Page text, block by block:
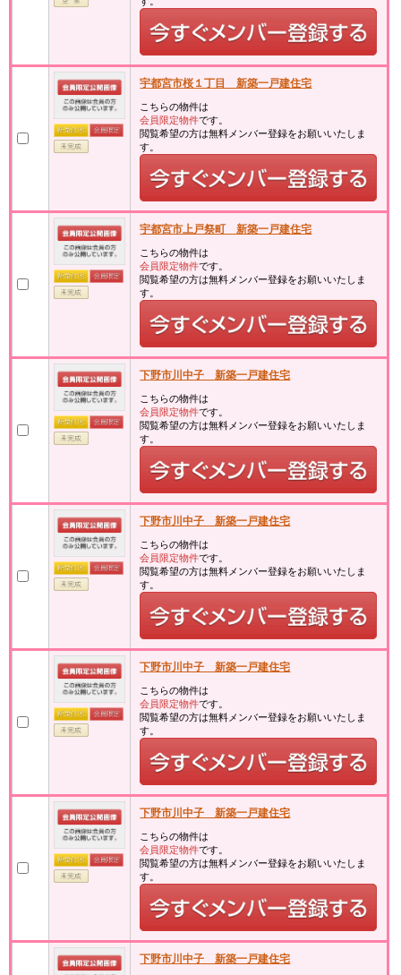
宇都宮市桜１丁目 新築一戸建住宅
こちらの物件は
会員限定物件です。
閲覧希望の方は無料メンバー登録をお願いいたしま
す。
宇都宮市上戸祭町 新築一戸建住宅
こちらの物件は
会員限定物件です。
閲覧希望の方は無料メンバー登録をお願いいたしま
す。
下野市川中子 新築一戸建住宅
こちらの物件は
会員限定物件です。
閲覧希望の方は無料メンバー登録をお願いいたしま
す。
下野市川中子 新築一戸建住宅
こちらの物件は
会員限定物件です。
閲覧希望の方は無料メンバー登録をお願いいたしま
す。
下野市川中子 新築一戸建住宅
こちらの物件は
会員限定物件です。
閲覧希望の方は無料メンバー登録をお願いいたしま
す。
下野市川中子 新築一戸建住宅
こちらの物件は
会員限定物件です。
閲覧希望の方は無料メンバー登録をお願いいたしま
す。
下野市川中子 新築一戸建住宅